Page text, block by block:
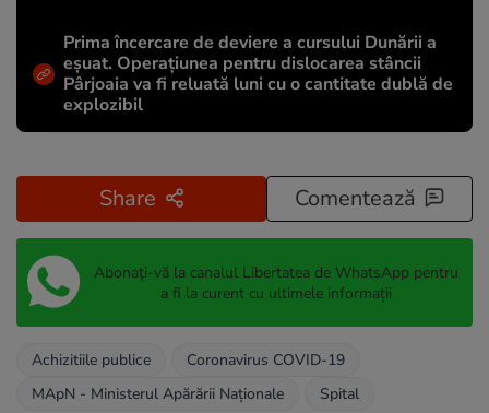
Prima încercare de deviere a cursului Dunării a
eșuat. Operațiunea pentru dislocarea stâncii
Pârjoaia va fi reluată luni cu o cantitate dublă de
explozibil
Share Comentează
Abonați-vă la canalul Libertatea de WhatsApp pentru
a fi la curent cu ultimele informații
Achizitiile publice
Coronavirus COVID-19
MApN - Ministerul Apărării Naționale
Spital